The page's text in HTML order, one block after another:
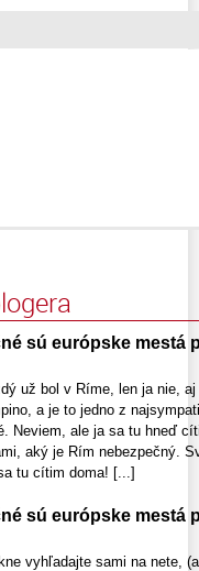
sú európske mestá
už bol v Ríme, len ja nie,
a je to jedno z
Neviem, ale ja sa tu hneď
aký je Rím nebezpečný.
tu cítim doma! [...]
sú európske mestá
vyhľadajte sami na nete,